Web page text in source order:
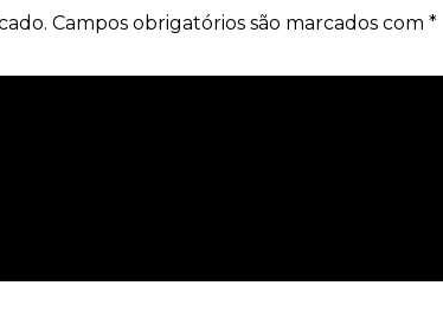
Campos obrigatórios são marcados com *